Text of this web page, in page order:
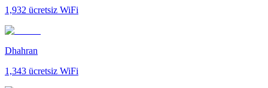
1,932 ücretsiz WiFi
Dhahran
1,343 ücretsiz WiFi